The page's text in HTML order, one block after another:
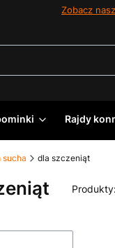
Zobacz
Rajdy
sucha dla szczeniąt
Produkty: